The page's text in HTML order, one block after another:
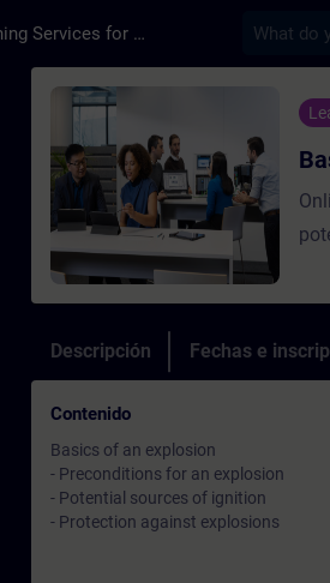
Training Services for Digital Industries
Curso - Basics of
Descripción Fechas e
Contenido
Basics of an explosion
- Preconditions for an explosion
- Potential sources of ignition
- Protection against explosions